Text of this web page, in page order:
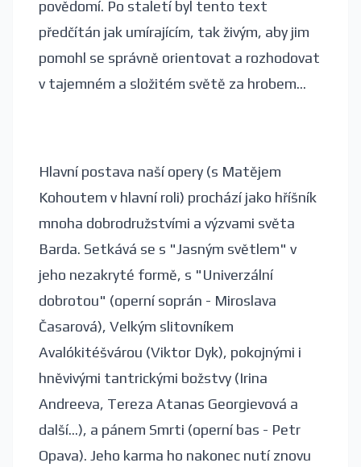
povědomí. Po staletí byl tento text
předčítán jak umírajícím, tak živým, aby jim
pomohl se správně orientovat a rozhodovat
v tajemném a složitém světě za hrobem...
Hlavní postava naší opery (s Matějem
Kohoutem v hlavní roli) prochází jako hříšník
mnoha dobrodružstvími a výzvami světa
Barda. Setkává se s "Jasným světlem" v
jeho nezakryté formě, s "Univerzální
dobrotou" (operní soprán - Miroslava
Časarová), Velkým slitovníkem
Avalókitéšvárou (Viktor Dyk), pokojnými i
hněvivými tantrickými božstvy (Irina
Andreeva, Tereza Atanas Georgievová a
další...), a pánem Smrti (operní bas - Petr
Opava). Jeho karma ho nakonec nutí znovu